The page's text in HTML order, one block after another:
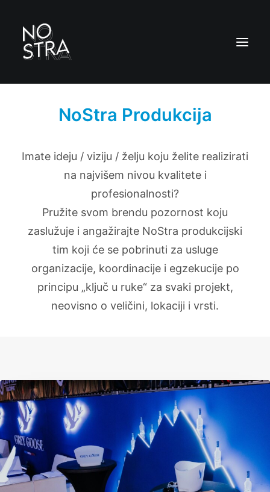
NoStra Produkcija
Imate ideju / viziju / želju koju želite realizirati
na najvišem nivou kvalitete i
profesionalnosti?​
Pružite svom brendu pozornost koju
zaslužuje i angažirajte NoStra produkcijski
tim koji će se pobrinuti za usluge
organizacije, koordinacije i egzekucije po
principu „ključ u ruke“ za svaki projekt,
neovisno o veličini, lokaciji i vrsti.